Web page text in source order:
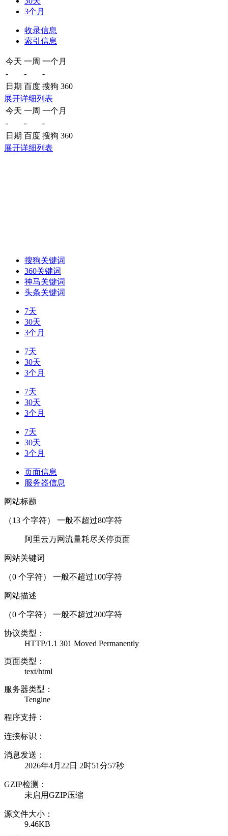
3个月
收录信息
索引信息
今天 一周 一个月
-
-
-
日期 百度 搜狗 360
展开详细列表
今天 一周 一个月
-
-
-
日期 百度 搜狗 360
展开详细列表
搜狗关键词
360关键词
神马关键词
头条关键词
7天
30天
3个月
7天
30天
3个月
7天
30天
3个月
7天
30天
3个月
页面信息
服务器信息
网站标题
（13 个字符） 一般不超过80字符
阿里云万网流量耗尽关停页面
网站关键词
（0 个字符） 一般不超过100字符
网站描述
（0 个字符） 一般不超过200字符
协议类型：
HTTP/1.1 301 Moved Permanently
页面类型：
text/html
服务器类型：
Tengine
程序支持：
连接标识：
消息发送：
2026年4月22日 2时51分57秒
GZIP检测：
未启用GZIP压缩
源文件大小：
9.46KB